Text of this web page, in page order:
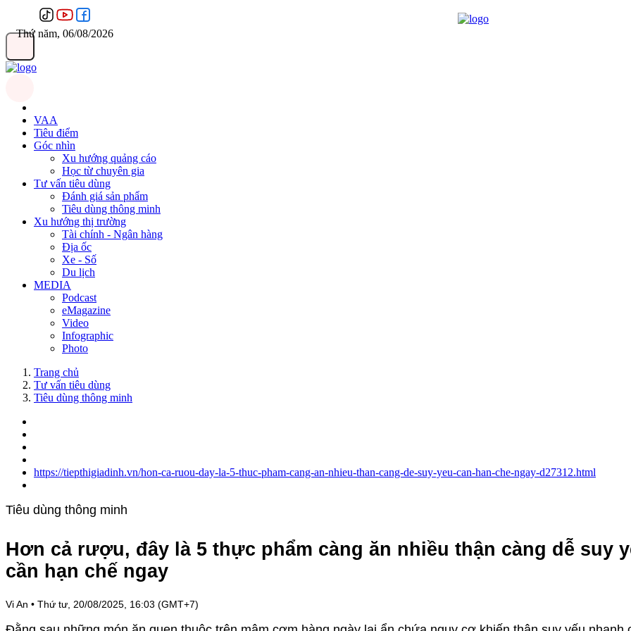
Thứ năm, 06/08/2026
VAA
Tiêu điểm
Góc nhìn
Xu hướng quảng cáo
Học từ chuyên gia
Tư vấn tiêu dùng
Đánh giá sản phẩm
Tiêu dùng thông minh
Xu hướng thị trường
Tài chính - Ngân hàng
Địa ốc
Xe - Số
Du lịch
MEDIA
Podcast
eMagazine
Video
Infographic
Photo
Trang chủ
Tư vấn tiêu dùng
Tiêu dùng thông minh
https://tiepthigiadinh.vn/hon-ca-ruou-day-la-5-thuc-pham-cang-an-nhieu-than-cang-de-suy-yeu-can-han-che-ngay-d27312.html
Tiêu dùng thông minh
Hơn cả rượu, đây là 5 thực phẩm càng ăn nhiều thận càng dễ suy
cần hạn chế ngay
Vi An • Thứ tư, 20/08/2025, 16:03 (GMT+7)